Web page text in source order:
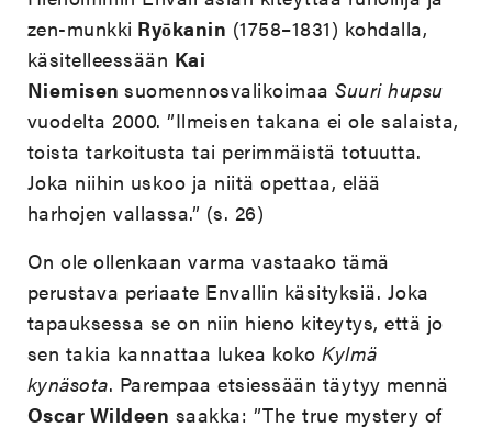
zen-munkki Ryōkanin (1758–1831) kohdalla,
käsitelleessään Kai
NiemisensuomennosvalikoimaaSuuri hupsu
vuodelta 2000. ”Ilmeisen takana ei ole salaista,
toista tarkoitusta tai perimmäistä totuutta.
Joka niihin uskoo ja niitä opettaa, elää
harhojen vallassa.” (s. 26)
On ole ollenkaan varma vastaako tämä
perustava periaate Envallin käsityksiä. Joka
tapauksessa se on niin hieno kiteytys, että jo
sen takia kannattaa lukea kokoKylmä
kynäsota. Parempaa etsiessään täytyy mennä
Oscar Wildeen saakka: ”The true mystery of